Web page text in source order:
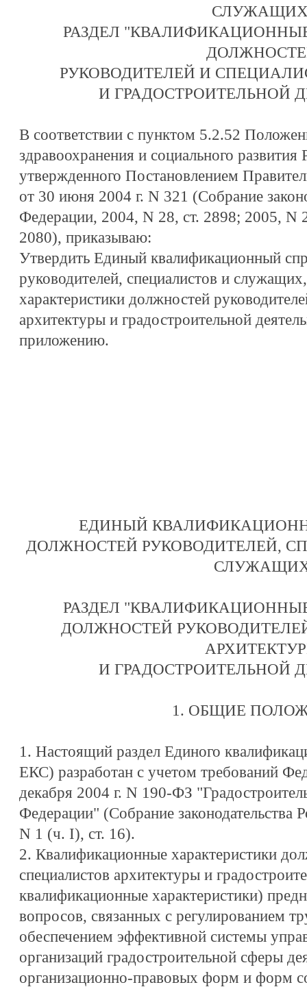
РАЗДЕЛ
РУКОВОДИТЕЛЕЙ И
И ГРАДОСТРОИТЕЛЬНОЙ
В соответствии с пунктом 5.2.52
здравоохранения и социального
утвержденного Постановлением
от 30 июня 2004 г. N 321 (Собрание
Федерации, 2004, N 28, ст. 2898; 2005, N
2080), приказываю:
Утвердить Единый квалификационный
руководителей, специалистов и
характеристики должностей
архитектуры и градостроительной
приложению.
ЕДИНЫЙ
ДОЛЖНОСТЕЙ РУКОВОДИТЕЛЕЙ,
РАЗДЕЛ
ДОЛЖНОСТЕЙ
И ГРАДОСТРОИТЕЛЬНОЙ
1. ОБЩИЕ
1. Настоящий раздел Единого
ЕКС) разработан с учетом требований
декабря 2004 г. N 190-ФЗ
Федерации" (Собрание законодательства
N 1 (ч. I), ст. 16).
2. Квалификационные характеристики
специалистов архитектуры и
квалификационные характеристики)
вопросов, связанных с регулированием
обеспечением эффективной системы
организаций градостроительной сферы
организационно-правовых форм и форм